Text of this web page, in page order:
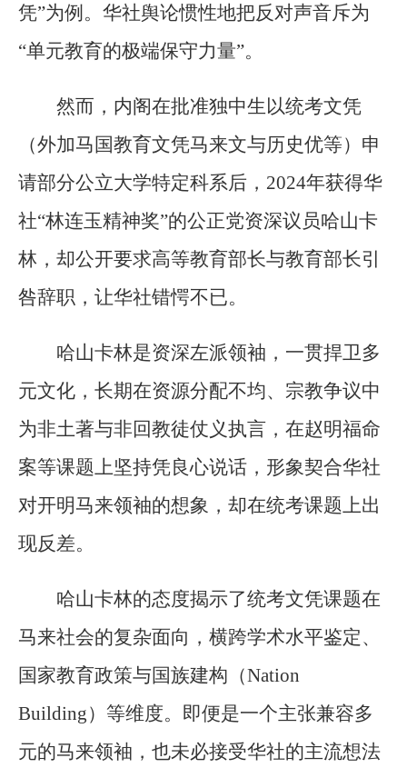
凭”为例。华社舆论惯性地把反对声音斥为
“单元教育的极端保守力量”。
然而，内阁在批准独中生以统考文凭
（外加马国教育文凭马来文与历史优等）申
请部分公立大学特定科系后，2024年获得华
社“林连玉精神奖”的公正党资深议员哈山卡
林，却公开要求高等教育部长与教育部长引
咎辞职，让华社错愕不已。
哈山卡林是资深左派领袖，一贯捍卫多
元文化，长期在资源分配不均、宗教争议中
为非土著与非回教徒仗义执言，在赵明福命
案等课题上坚持凭良心说话，形象契合华社
对开明马来领袖的想象，却在统考课题上出
现反差。
哈山卡林的态度揭示了统考文凭课题在
马来社会的复杂面向，横跨学术水平鉴定、
国家教育政策与国族建构（Nation
Building）等维度。即便是一个主张兼容多
元的马来领袖，也未必接受华社的主流想法